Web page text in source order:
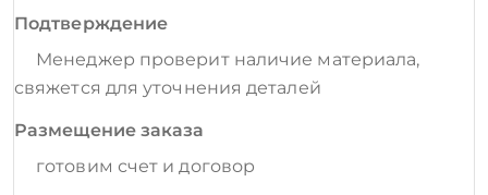
Подтверждение
Менеджер проверит наличие материала,
свяжется для уточнения деталей
Размещение заказа
готовим счет и договор